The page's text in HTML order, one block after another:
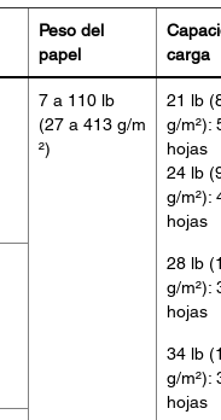
Peso del
papel
carga
7 a 110 lb
(27 a 413 g/m
²)
21 lb
g/m²):
hojas
24 lb
g/m²):
hojas
28 lb
g/m²):
hojas
34 lb
g/m²):
hojas